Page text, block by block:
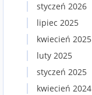
styczeń 2026
lipiec 2025
kwiecień 2025
luty 2025
styczeń 2025
kwiecień 2024